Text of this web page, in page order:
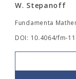
W. Stepanoff
Fundamenta
DOI: 10.4064/fm-